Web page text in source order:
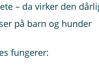
– da virker den
på barn og hunder
fungerer: